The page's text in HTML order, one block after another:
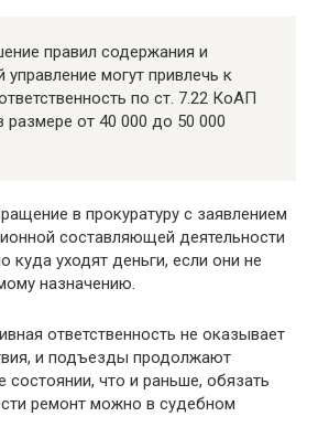
правил содержания и
могут привлечь к
по ст. 7.22 КоАП
от 40 000 до 50 000
в прокуратуру с заявлением
составляющей деятельности
куда уходят деньги, если они не
назначению.
ответственность не оказывает
и подъезды продолжают
состоянии, что и раньше, обязать
ремонт можно в судебном